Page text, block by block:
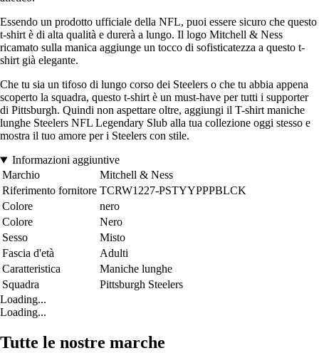
Essendo un prodotto ufficiale della NFL, puoi essere sicuro che questo
t-shirt è di alta qualità e durerà a lungo. Il logo Mitchell & Ness
ricamato sulla manica aggiunge un tocco di sofisticatezza a questo t-
shirt già elegante.
Che tu sia un tifoso di lungo corso dei Steelers o che tu abbia appena
scoperto la squadra, questo t-shirt è un must-have per tutti i supporter
di Pittsburgh. Quindi non aspettare oltre, aggiungi il T-shirt maniche
lunghe Steelers NFL Legendary Slub alla tua collezione oggi stesso e
mostra il tuo amore per i Steelers con stile.
Informazioni aggiuntive
Marchio
Mitchell & Ness
Riferimento fornitore TCRW1227-PSTYYPPPBLCK
Colore
nero
Colore
Nero
Sesso
Misto
Fascia d'età
Adulti
Caratteristica
Maniche lunghe
Squadra
Pittsburgh Steelers
Loading...
Loading...
Tutte le nostre marche